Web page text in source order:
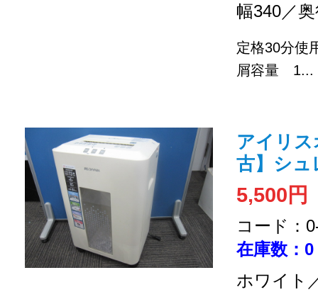
幅340／
定格30分
屑容量 1...
アイリス
古】シュ
5,500円
コード：
在庫数：0
ホワイト